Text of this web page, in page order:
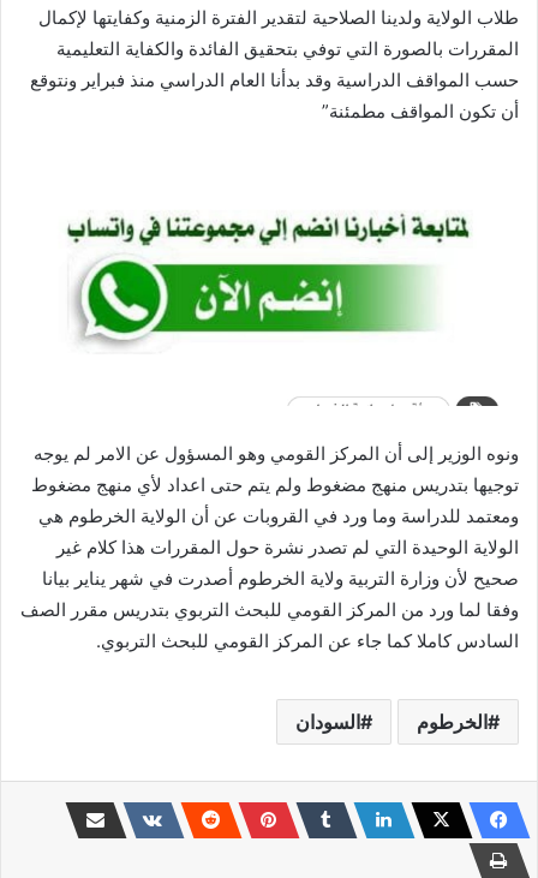
طلاب الولاية ولدينا الصلاحية لتقدير الفترة الزمنية وكفايتها لإكمال
المقررات بالصورة التي توفي بتحقيق الفائدة والكفاية التعليمية
حسب المواقف الدراسية وقد بدأنا العام الدراسي منذ فبراير ونتوقع
أن تكون المواقف مطمئنة”
ونوه الوزير إلى أن المركز القومي وهو المسؤول عن الامر لم يوجه
توجيها بتدريس منهج مضغوط ولم يتم حتى اعداد لأي منهج مضغوط
ومعتمد للدراسة وما ورد في القروبات عن أن الولاية الخرطوم هي
الولاية الوحيدة التي لم تصدر نشرة حول المقررات هذا كلام غير
صحيح لأن وزارة التربية ولاية الخرطوم أصدرت في شهر يناير بيانا
وفقا لما ورد من المركز القومي للبحث التربوي بتدريس مقرر الصف
السادس كاملا كما جاء عن المركز القومي للبحث التربوي.
الخرطوم السودان